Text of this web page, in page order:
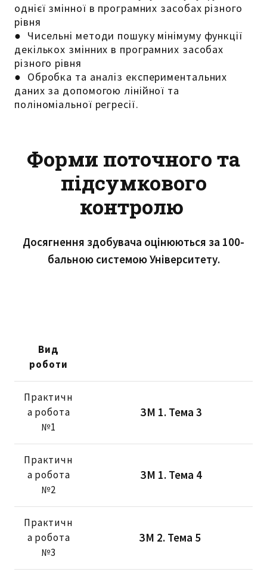
однієї змінної в програмних засобах різного
рівня
● Чисельні методи пошуку мінімуму функції
декількох змінних в програмних засобах
різного рівня
● Обробка та аналіз експериментальних
даних за допомогою лінійної та
поліноміальної регресії.
Форми поточного та
підсумкового
контролю
Досягнення здобувача оцінюються за 100-
бальною системою Університету.
Вид
роботи
ЗМ 1. Тема 3
Практичн
а робота
№1
ЗМ 1. Тема 4
Практичн
а робота
№2
ЗМ 2. Тема 5
Практичн
а робота
№3